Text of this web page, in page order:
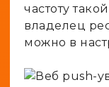
частоту
владелец
можно в